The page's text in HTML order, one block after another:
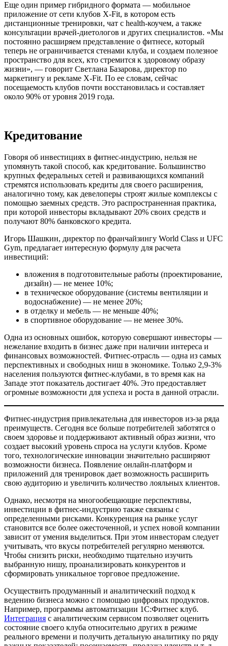
Еще один пример гибридного формата — мобильное
приложение от сети клубов X-Fit, в котором есть
дистанционные тренировки, чат с health-коучем, а также
консультации врачей-диетологов и других специалистов. «Мы
постоянно расширяем представление о фитнесе, который
теперь не ограничивается стенами клуба, и создаем полезное
пространство для всех, кто стремится к здоровому образу
жизни», — говорит Светлана Базарова, директор по
маркетингу и рекламе X-Fit. По ее словам, сейчас
посещаемость клубов почти восстановилась и составляет
около 90% от уровня 2019 года.
Кредитование
Говоря об инвестициях в фитнес-индустрию, нельзя не
упомянуть такой способ, как кредитование. Большинство
крупных федеральных сетей и развивающихся компаний
стремятся использовать кредиты для своего расширения,
аналогично тому, как девелоперы строят жилые комплексы с
помощью заемных средств. Это распространенная практика,
при которой инвесторы вкладывают 20% своих средств и
получают 80% банковского кредита.
Игорь Шашкин, директор по франчайзингу World Class и UFC
Gym, предлагает интересную формулу для расчета
инвестиций:
вложения в подготовительные работы (проектирование,
дизайн) — не менее 10%;
в техническое оборудование (системы вентиляции и
водоснабжение) — не менее 20%;
в отделку и мебель — не меньше 40%;
в спортивное оборудование — не менее 30%.
Одна из основных ошибок, которую совершают инвесторы —
нежелание входить в бизнес даже при наличии интереса и
финансовых возможностей. Фитнес-отрасль — одна из самых
перспективных и свободных ниш в экономике. Только 2,9-3%
населения пользуются фитнес-клубами, в то время как на
Западе этот показатель достигает 40%. Это предоставляет
огромные возможности для успеха и роста в данной отрасли.
Фитнес-индустрия привлекательна для инвесторов из-за ряда
преимуществ. Сегодня все больше потребителей заботятся о
своем здоровье и поддерживают активный образ жизни, что
создает высокий уровень спроса на услуги клубов. Кроме
того, технологические инновации значительно расширяют
возможности бизнеса. Появление онлайн-платформ и
приложений для тренировок дает возможность расширить
свою аудиторию и увеличить количество лояльных клиентов.
Однако, несмотря на многообещающие перспективы,
инвестиции в фитнес-индустрию также связаны с
определенными рисками. Конкуренция на рынке услуг
становится все более ожесточенной, и успех новой компании
зависит от умения выделиться. При этом инвесторам следует
учитывать, что вкусы потребителей регулярно меняются.
Чтобы снизить риски, необходимо тщательно изучить
выбранную нишу, проанализировать конкурентов и
сформировать уникальное торговое предложение.
Осуществить продуманный и аналитический подход к
ведению бизнеса можно с помощью цифровых продуктов.
Например, программы автоматизации 1С:Фитнес клуб.
Интеграция с аналитическим сервисом позволяет оценить
состояние своего клуба относительно других в режиме
реального времени и получить детальную аналитику по ряду